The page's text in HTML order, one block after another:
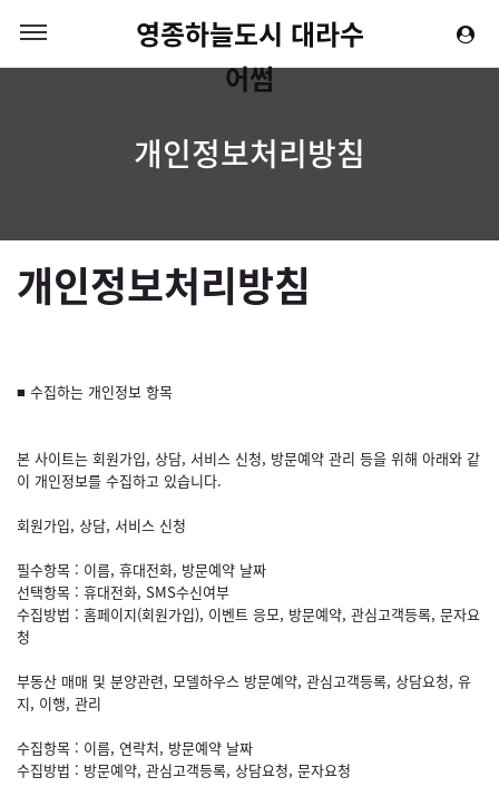
영종하늘도시 대라수
어썸
개인정보처리방침
개인정보처리방침
■ 수집하는 개인정보 항목
본 사이트는 회원가입, 상담, 서비스 신청, 방문예약 관리 등을 위해 아래와 같
이 개인정보를 수집하고 있습니다.
회원가입, 상담, 서비스 신청
필수항목 : 이름, 휴대전화, 방문예약 날짜
선택항목 : 휴대전화, SMS수신여부
수집방법 : 홈페이지(회원가입), 이벤트 응모, 방문예약, 관심고객등록, 문자요
청
부동산 매매 및 분양관련, 모델하우스 방문예약, 관심고객등록, 상담요청, 유
지, 이행, 관리
수집항목 : 이름, 연락처, 방문예약 날짜
수집방법 : 방문예약, 관심고객등록, 상담요청, 문자요청